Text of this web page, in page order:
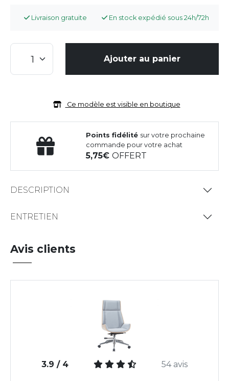
Livraison gratuite En stock expédié sous 24h/72h
Ajouter au panier
Ce modèle est visible en boutique
Points fidélité sur votre prochaine
commande pour votre achat
5,75OFFERT
DESCRIPTION
ENTRETIEN
Avis clients
3.9 / 4 54 avis